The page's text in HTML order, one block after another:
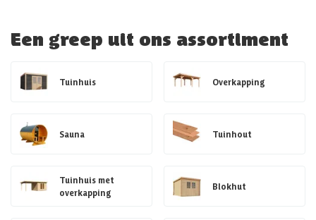
Een greep uit ons assortiment
Tuinhuis Overkapping
Sauna Tuinhout
Tuinhuis met
overkapping
Blokhut